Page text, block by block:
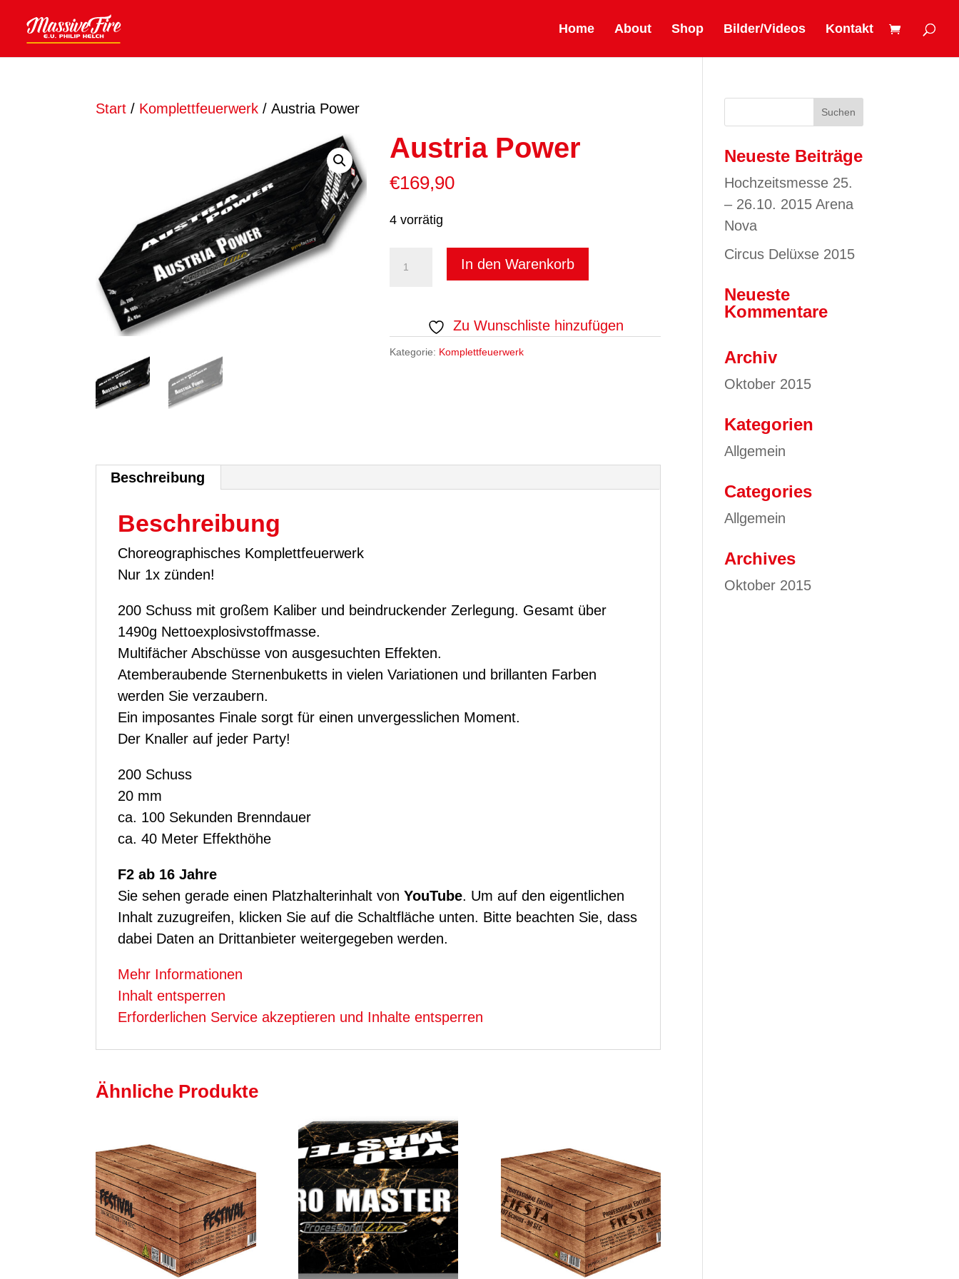
Home About Shop Bilder/Videos Kontakt
Start / Komplettfeuerwerk / Austria Power
Austria Power
€169,90
4 vorrätig
In den Warenkorb
Zu Wunschliste hinzufügen
Kategorie: Komplettfeuerwerk
Beschreibung
Beschreibung
Choreographisches Komplettfeuerwerk
Nur 1x zünden!
200 Schuss mit großem Kaliber und beindruckender Zerlegung. Gesamt über
1490g Nettoexplosivstoffmasse.
Multifächer Abschüsse von ausgesuchten Effekten.
Atemberaubende Sternenbuketts in vielen Variationen und brillanten Farben
werden Sie verzaubern.
Ein imposantes Finale sorgt für einen unvergesslichen Moment.
Der Knaller auf jeder Party!
200 Schuss
20 mm
ca. 100 Sekunden Brenndauer
ca. 40 Meter Effekthöhe
F2 ab 16 Jahre
Sie sehen gerade einen Platzhalterinhalt vonYouTube. Um auf den eigentlichen
Inhalt zuzugreifen, klicken Sie auf die Schaltfläche unten. Bitte beachten Sie, dass
dabei Daten an Drittanbieter weitergegeben werden.
Mehr Informationen
Inhalt entsperren
Erforderlichen Service akzeptieren und Inhalte entsperren
Ähnliche Produkte
Neueste Beiträge
Hochzeitsmesse 25.
– 26.10. 2015 Arena
Nova
Circus Delüxse 2015
Neueste
Kommentare
Archiv
Oktober 2015
Kategorien
Allgemein
Categories
Allgemein
Archives
Oktober 2015